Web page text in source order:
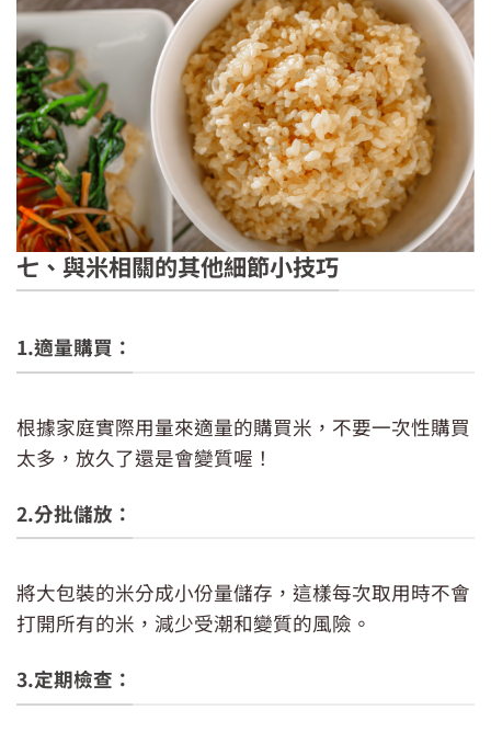
七、與米相關的其他細節小技巧
1.適量購買：
根據家庭實際用量來適量的購買米，不要一次性購買
太多，放久了還是會變質喔！
2.分批儲放：
將大包裝的米分成小份量儲存，這樣每次取用時不會
打開所有的米，減少受潮和變質的風險。
3.定期檢查：